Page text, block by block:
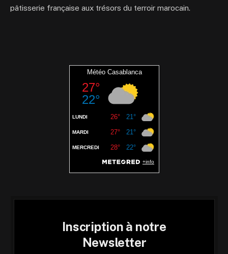
pâtisserie française aux trésors du terroir marocain.
Inscription à notre
Newsletter